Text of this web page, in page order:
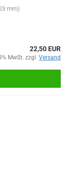
mm)
22,50 EUR
MwSt. zzgl. Versand